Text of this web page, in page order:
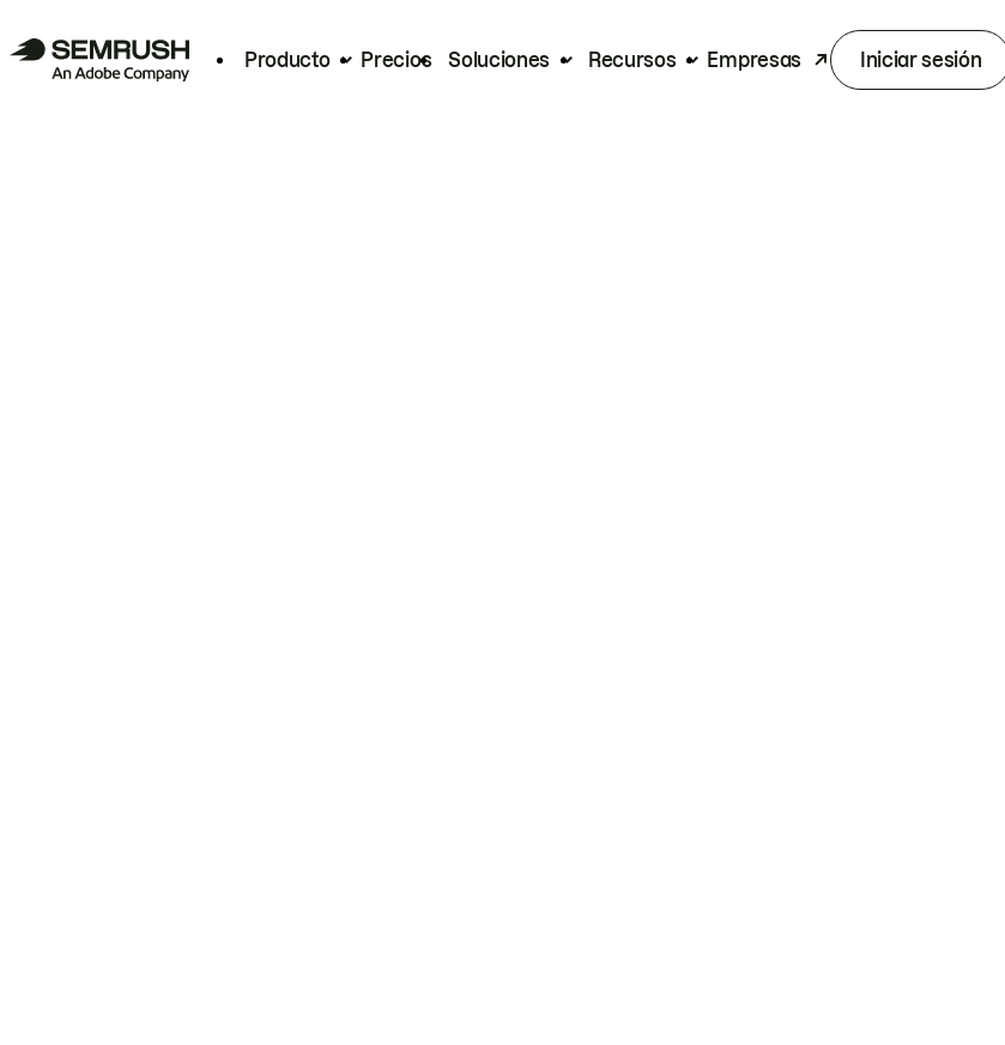
Producto Precios Soluciones Recursos Empresas Iniciar sesión